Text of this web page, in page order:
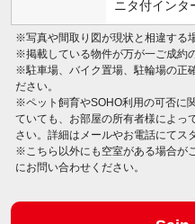
ニタ付インタ
※写真や間取り図が現状と相違する
※掲載している物件が万が一ご成約
※駐車場、バイク置場、駐輪場の正
ださい。
※ペット飼育やSOHO利用の可否に
ていても、お部屋の所有者様によっ
さい。詳細はメールやお電話にてス
※こちら以外にも空室がある場合が
にお問い合わせください。